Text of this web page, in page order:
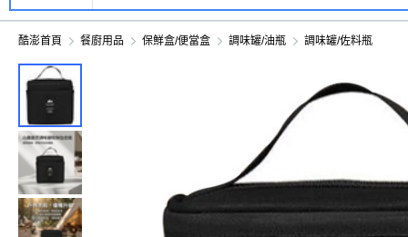
酷澎首頁 餐廚用品 保鮮盒/便當盒 調味罐/油瓶 調味罐/佐料瓶